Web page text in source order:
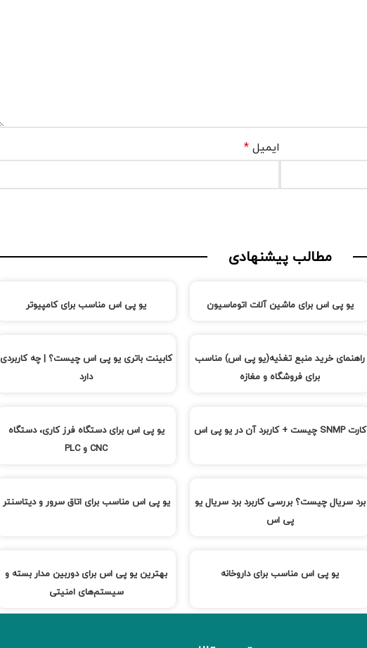
ایمیل*
مطالب پیشنهادی
یو پی اس برای ماشین آلات اتوماسیون یو پی اس مناسب برای کامپیوتر
راهنمای خرید منبع تغذیه(یو پی اس) مناسب
برای فروشگاه و مغازه
کابینت باتری یو پی اس چیست؟ | چه کاربردی
دارد
کارت SNMP چیست + کاربرد آن در یو پی اس
یو پی اس برای دستگاه فرز کاری، دستگاه
CNC و PLC
برد سریال چیست؟ بررسی کاربرد برد سریال یو
پی اس
یو پی اس مناسب برای اتاق سرور و دیتاسنتر
یو پی اس مناسب برای داروخانه
بهترین یو پی اس برای دوربین مدار بسته و
سیستم‌های امنیتی